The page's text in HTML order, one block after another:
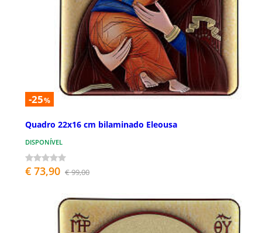
-25%
Quadro 22x16 cm bilaminado Eleousa
DISPONÍVEL
€ 73,90 € 99,00